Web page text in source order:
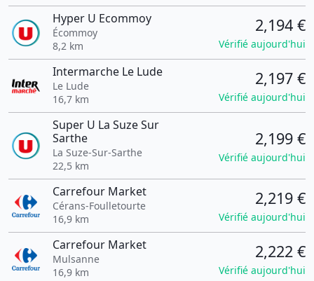
Hyper U Ecommoy
Écommoy
8,2 km
2,194 €
Vérifié aujourd'hui
Intermarche Le Lude
Le Lude
16,7 km
2,197 €
Vérifié aujourd'hui
Super U La Suze Sur
Sarthe
La Suze-Sur-Sarthe
22,5 km
2,199 €
Vérifié aujourd'hui
Carrefour Market
Cérans-Foulletourte
16,9 km
2,219 €
Vérifié aujourd'hui
Carrefour Market
Mulsanne
16,9 km
2,222 €
Vérifié aujourd'hui